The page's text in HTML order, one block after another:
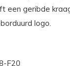
een geribde
logo.
F20